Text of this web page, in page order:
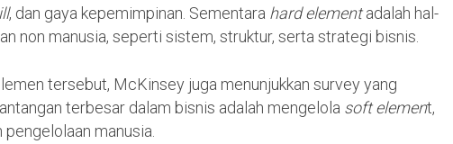
, dan gaya kepemimpinan. Sementara hard elementadalah hal-
non manusia, seperti sistem, struktur, serta strategi bisnis.
tersebut, McKinsey juga menunjukkan survey yang
terbesar dalam bisnis adalah mengelola soft element,
manusia.